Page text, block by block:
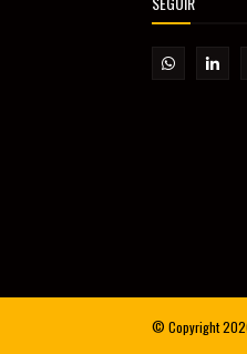
© Copyright